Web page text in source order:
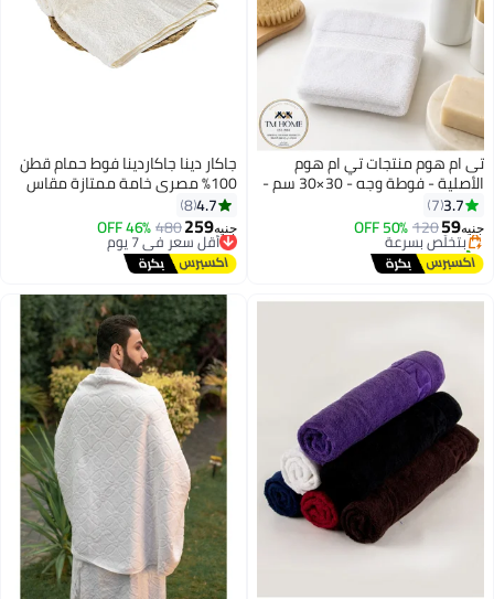
2
تى ام هوم منتجات تي ام هوم
الأصلية - فوطة وجه - 30×30 سم -
أبيض3.7
7
جنيه59
120
50% OFF
#6 في مناشف الحمام
توصيل مجاني
بتخلّص بسرعة
تم بيع +10 مؤخرًا
#6 في مناشف الحمام
8
جاكار دينا جاكاردينا فوط حمام قطن
100% مصري خامة ممتازة مقاس
100x50 سم4.7
8
جنيه259
480
46% OFFأقل سعر في 7 يوم
توصيل مجاني
أقل سعر في 7 يوم